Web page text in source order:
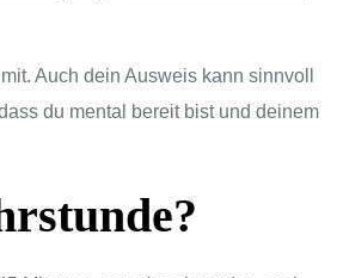
Auch dein Ausweis kann sinnvoll
du mental bereit bist und deinem